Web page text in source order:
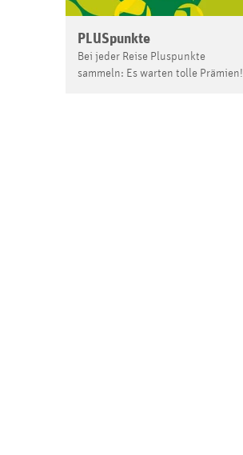
PLUSpunkte
Bei jeder Reise Pluspunkte
sammeln: Es warten tolle Prämien!